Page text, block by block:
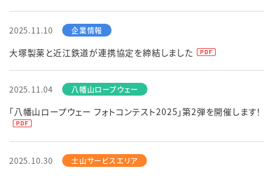
2025.11.10
大塚製薬と近江鉄道が連携協定を締結しました
2025.11.04
「八幡山ロープウェー フォトコンテスト2025」第2弾を開催します！
2025.10.30